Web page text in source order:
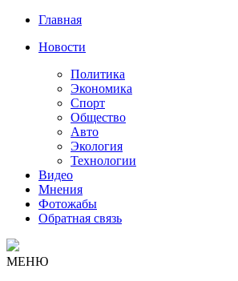
Главная
Новости
Политика
Экономика
Спорт
Общество
Авто
Экология
Технологии
Видео
Мнения
Фотожабы
Обратная связь
МЕНЮ